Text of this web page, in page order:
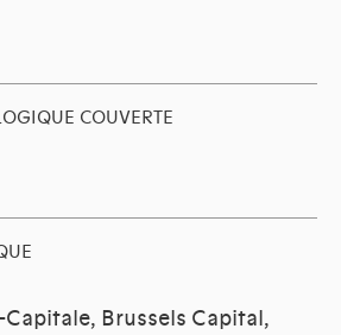
COUVERTE
Brussels Capital,